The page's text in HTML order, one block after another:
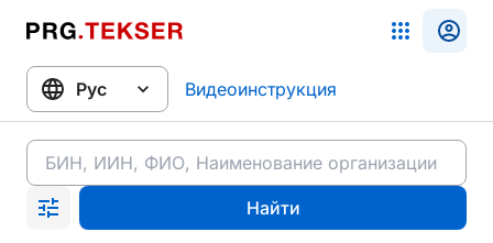
Видеоинструкция
Найти